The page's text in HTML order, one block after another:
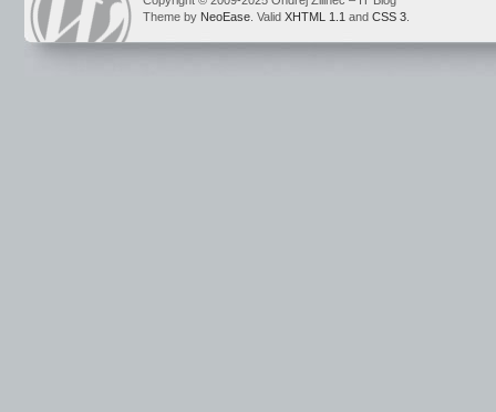
Theme by NeoEase . Valid XHTML 1.1 and CSS 3